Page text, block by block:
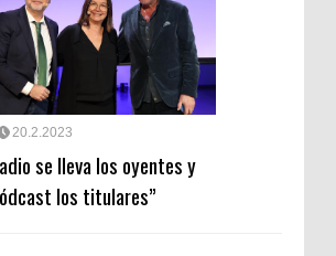
20.2.2023
se lleva los oyentes y
los titulares”